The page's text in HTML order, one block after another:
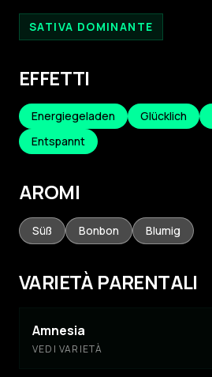
SATIVA DOMINANTE
EFFETTI
Energiegeladen Glücklich
Entspannt
AROMI
Süß Bonbon Blumig
VARIETÀ PARENTALI
Amnesia
VEDI VARIETÀ